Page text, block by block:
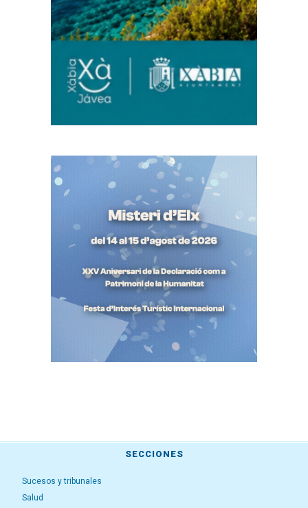
SECCIONES
Sucesos y tribunales
Salud